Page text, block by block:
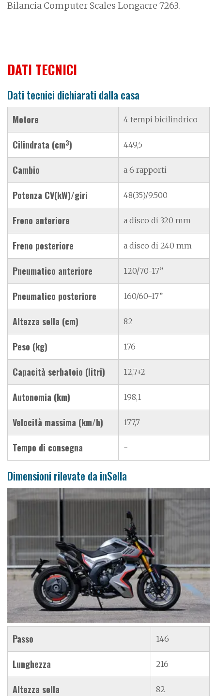
Bilancia Computer Scales Longacre 7263.
DATI TECNICI
Dati tecnici dichiarati dalla casa
Motore 4 tempi bicilindrico
Cilindrata (cm3) 449,5
Cambio a 6 rapporti
Potenza CV(kW)/giri 48(35)/9.500
Freno anteriore a disco di 320 mm
Freno posteriore a disco di 240 mm
Pneumatico anteriore 120/70-17”
Pneumatico posteriore 160/60-17”
Altezza sella (cm) 82
Peso (kg) 176
Capacità serbatoio (litri) 12,7+2
Autonomia (km) 198,1
Velocità massima (km/h) 177,7
Tempo di consegna -
Dimensioni rilevate da inSella
Passo 146
Lunghezza 216
Altezza sella 82